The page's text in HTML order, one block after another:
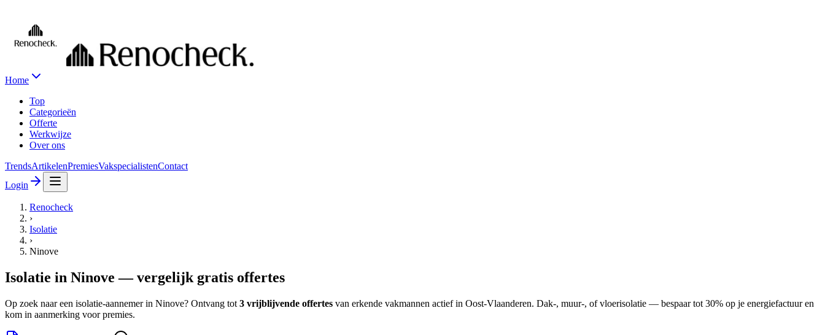
Home
Top
Categorieën
Offerte
Werkwijze
Over ons
TrendsArtikelenPremiesVakspecialistenContact
Login
Renocheck
›
Isolatie
›
Ninove
Isolatie in Ninove — vergelijk gratis offertes
Op zoek naareen isolatie-aannemerin Ninove? Ontvang tot 3 vrijblijvende offertes van erkende vakmannen actief in Oost-Vlaanderen. Dak-, muur-, of vloerisolatie — bespaar tot 30% op je energiefactuur en
kom in aanmerking voor premies.